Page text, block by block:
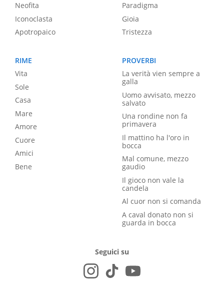
Neofita
Iconoclasta
Apotropaico
Paradigma
Gioia
Tristezza
RIME
Vita
Sole
Casa
Mare
Amore
Cuore
Amici
Bene
PROVERBI
La verità vien sempre a
galla
Uomo avvisato, mezzo
salvato
Una rondine non fa
primavera
Il mattino ha l'oro in
bocca
Mal comune, mezzo
gaudio
Il gioco non vale la
candela
Al cuor non si comanda
A caval donato non si
guarda in bocca
Seguici su